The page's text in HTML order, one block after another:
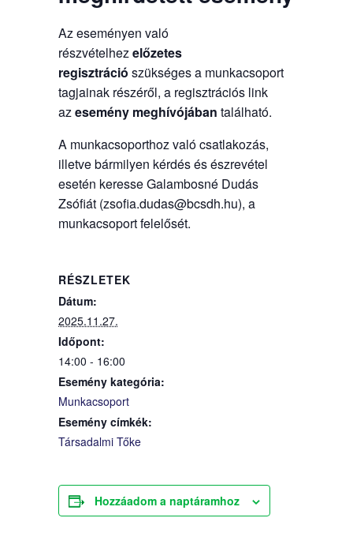
Az eseményen való
részvételhezelőzetes
regisztráció szükséges a munkacsoport
tagjainak részéről, a regisztrációs link
azesemény meghívójában található.
A munkacsoporthoz való csatlakozás,
illetve bármilyen kérdés és észrevétel
esetén keresse Galambosné Dudás
Zsófiát (zsofia.dudas@bcsdh.hu), a
munkacsoport felelősét.
RÉSZLETEK
Dátum:
2025.11.27.
Időpont:
14:00 - 16:00
Esemény kategória:
Munkacsoport
Esemény címkék:
Társadalmi Tőke
Hozzáadom a naptáramhoz